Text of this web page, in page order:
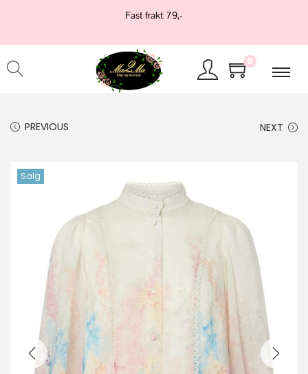
Fast frakt 79,-
0
PREVIOUS NEXT
Salg